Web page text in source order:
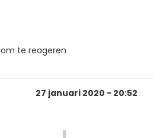
om te reageren
27 januari 2020 - 20:52